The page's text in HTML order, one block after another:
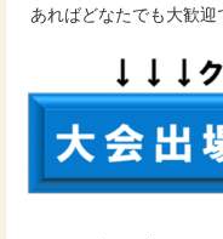
あればどなたでも大歓迎